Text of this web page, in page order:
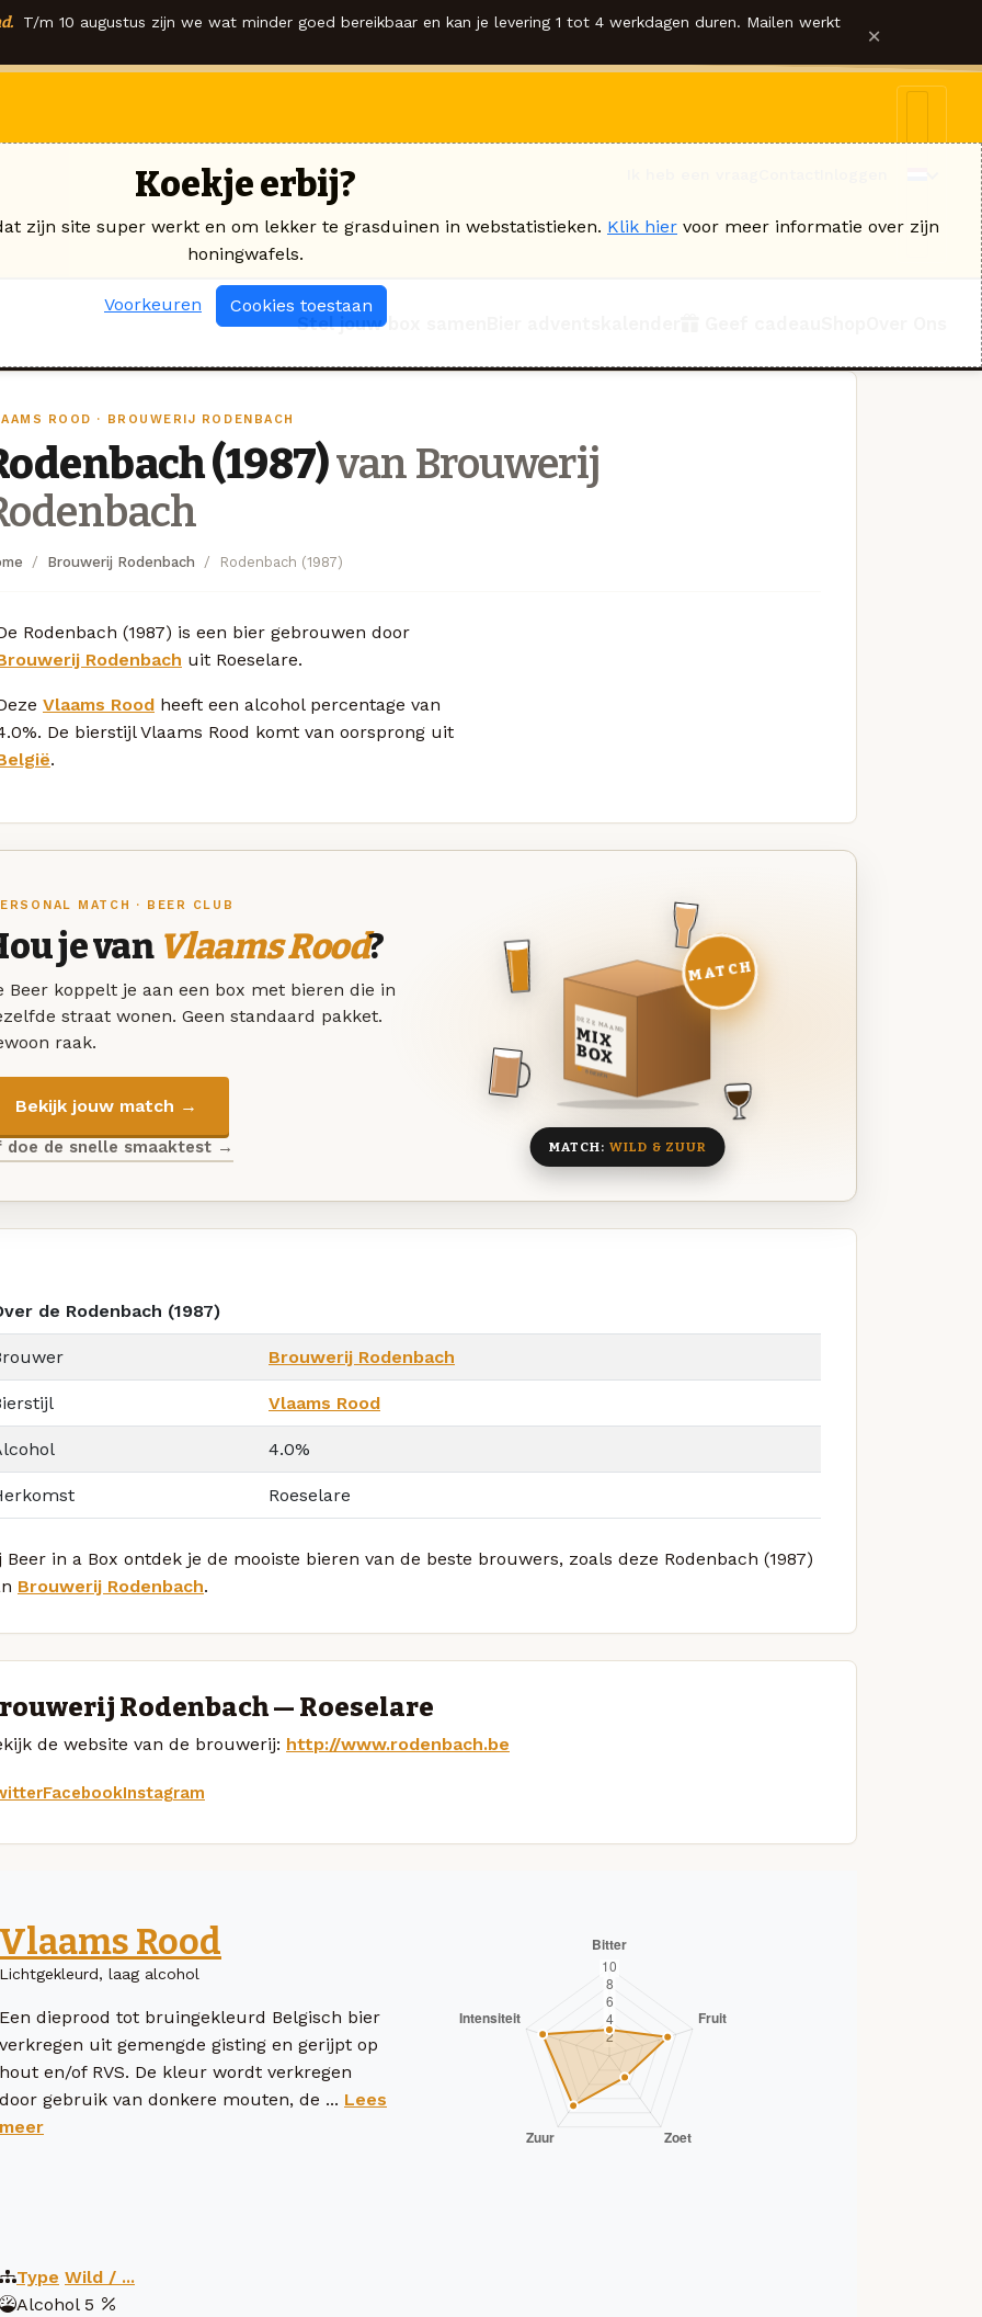
T/m 10 augustus zijn we wat minder goed bereikbaar en kan je levering 1 tot 4 werkdagen duren. Mailen werkt ×
Stel jouw box samen
ROOD · BROUWERIJ RODENBACH
(1987)van Brouwerij
Brouwerij Rodenbach Rodenbach (1987)
Rodenbach (1987) is een bier gebrouwen door
Rodenbach uit Roeselare.
Vlaams Rood heeft een alcohol percentage van
De bierstijl Vlaams Rood komt van oorsprong uit
.
MATCH · BEER CLUB
je van Vlaams Rood?
Beer koppelt je aan een box met bieren die in
straat wonen. Geen standaard pakket.
raak.
Bekijk jouw match →
doe de snelle smaaktest →
DEZE MAAND
MIX
BOX
8 BIEREN
MATCH
MATCH: WILD & ZUUR
de Rodenbach (1987)
Brouwerij Rodenbach
Vlaams Rood
4.0%
Roeselare
Beer in a Box ontdek je de mooiste bieren van de beste brouwers, zoals deze Rodenbach (1987)
Brouwerij Rodenbach.
Rodenbach — Roeselare
de website van de brouwerij: http://www.rodenbach.be
FacebookInstagram
Vlaams Rood
Lichtgekleurd, laag alcohol
Een dieprood tot bruingekleurd Belgisch bier
verkregen uit gemengde gisting en gerijpt op
hout en/of RVS. De kleur wordt verkregen
door gebruik van donkere mouten, de ... Lees
meer
Type Wild / ...
Alcohol 5
Koekje erbij?
zijn site super werkt en om lekker te grasduinen in webstatistieken. Klik hier voor meer informatie over zijn
honingwafels.
Voorkeuren Cookies toestaan